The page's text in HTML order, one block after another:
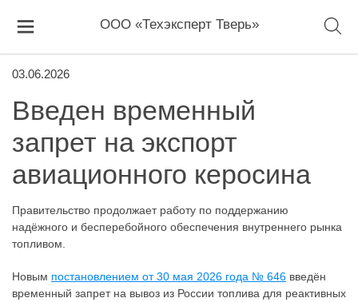
ООО «Техэксперт Тверь»
03.06.2026
Введен временный
запрет на экспорт
авиационного керосина
Правительство продолжает работу по поддержанию
надёжного и бесперебойного обеспечения внутреннего рынка
топливом.
Новым постановлением от 30 мая 2026 года № 646 введён
временный запрет на вывоз из России топлива для реактивных